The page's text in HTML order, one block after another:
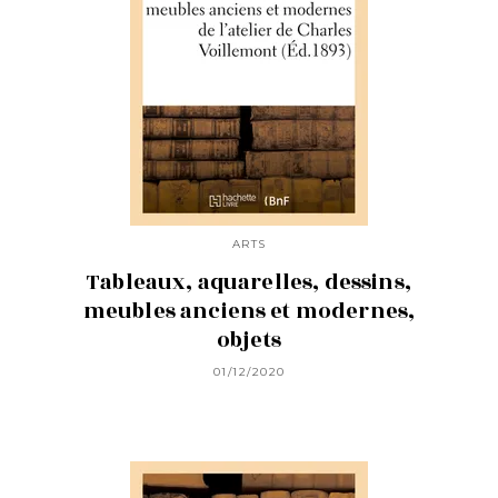
ARTS
Tableaux, aquarelles, dessins,
meubles anciens et modernes,
objets
01/12/2020